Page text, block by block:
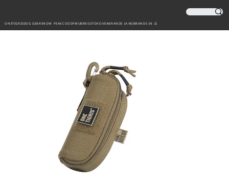
ONETIGRISDOG GEARSNOW PEAKCOODYWUBENSOTOKOVEABRANDS (A-M)BRANDS (N-Z)